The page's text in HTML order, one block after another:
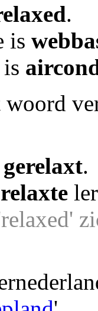
.
is
woord
gerelaxt.
relaxte